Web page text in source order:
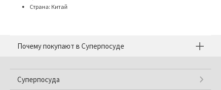
Страна: Китай
Почему покупают в Суперпосуде
Суперпосуда